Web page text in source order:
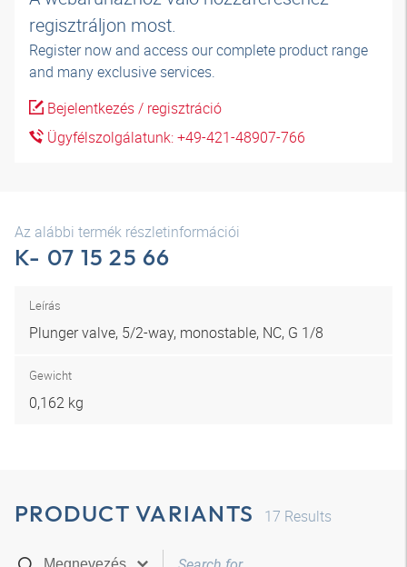
regisztráljon most.
Register now and access our complete product range
and many exclusive services.
Bejelentkezés / regisztráció
Ügyfélszolgálatunk: +49-421-48907-766
Az alábbi termék részletinformációi
K- 07 15 25 66
Leírás
Plunger valve, 5/2-way, monostable, NC, G 1/8
Gewicht
0,162 kg
PRODUCT VARIANTS 17 Results